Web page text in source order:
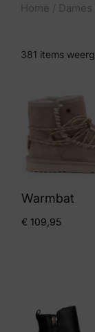
Home / Dames
381 items
Warmbat
€ 109,95